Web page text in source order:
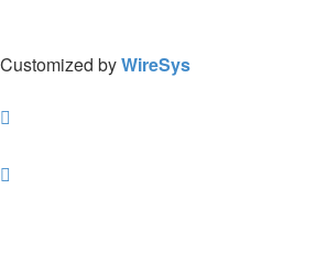
Customized byWireSys